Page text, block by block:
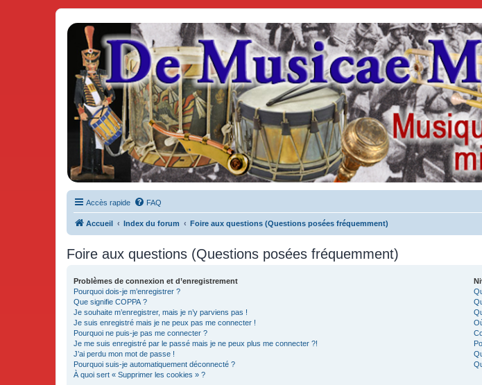
De Musicae Militari - Forums
Forums de discussions
Accès rapide FAQ
Accueil Index du forum Foire aux questions (Questions posées fréquemment)
Foire aux questions (Questions posées fréquemment)
Problèmes de connexion et d’enregistrement
Pourquoi dois-je m’enregistrer ?
Que signifie COPPA ?
Je souhaite m’enregistrer, mais je n’y parviens pas !
Je suis enregistré mais je ne peux pas me connecter !
Pourquoi ne puis-je pas me connecter ?
Je me suis enregistré par le passé mais je ne peux plus me connecter ?!
J’ai perdu mon mot de passe !
Pourquoi suis-je automatiquement déconnecté ?
À quoi sert « Supprimer les cookies » ?